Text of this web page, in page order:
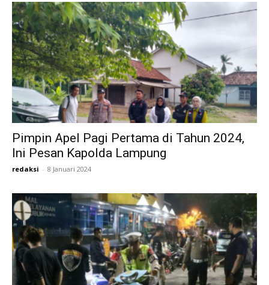
Pimpin Apel Pagi Pertama di Tahun 2024,
Ini Pesan Kapolda Lampung
redaksi - 8 Januari 2024